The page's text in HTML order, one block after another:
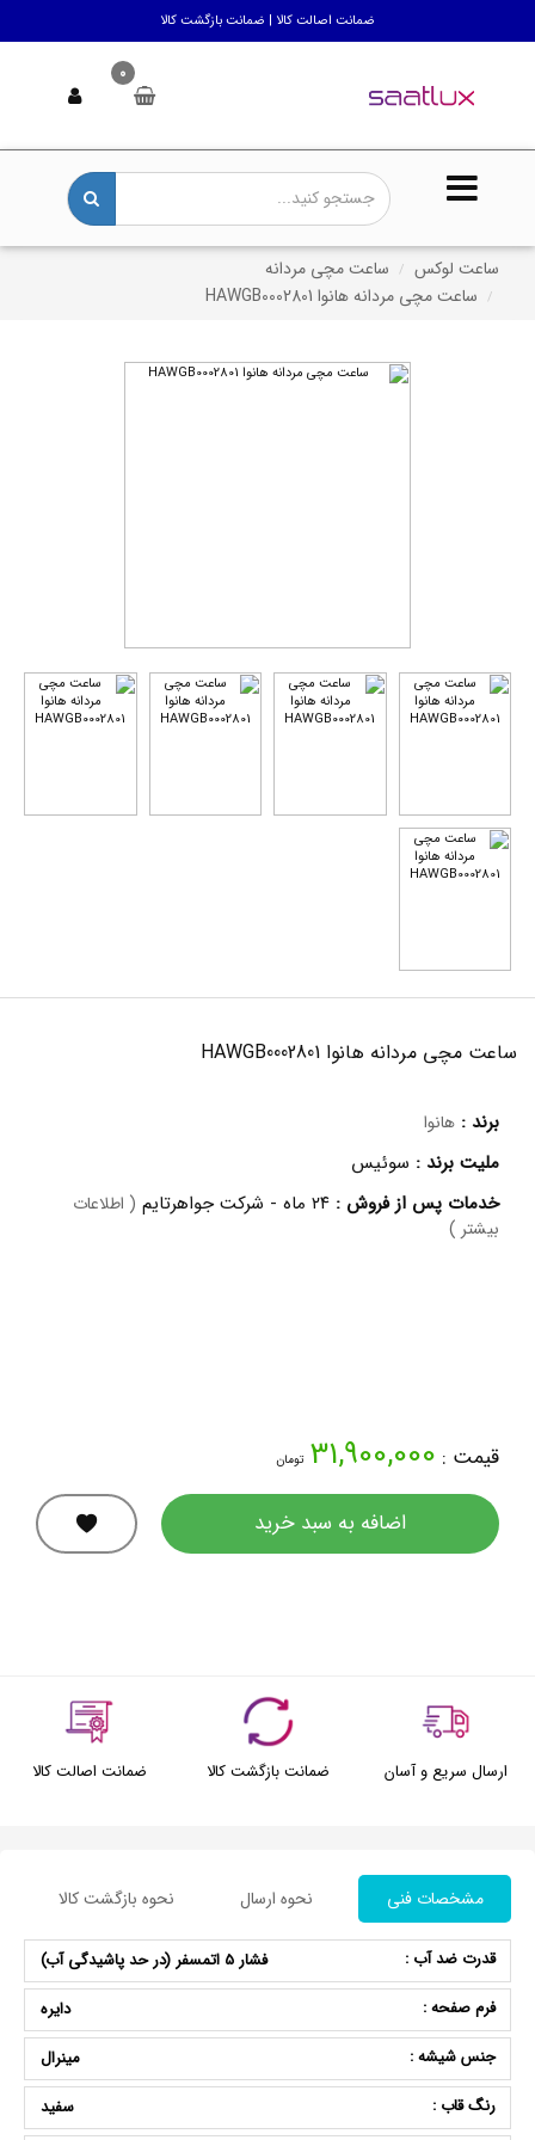
ضمانت اصالت کالا | ضمانت بازگشت کالا
0
ساعت لوکس
ساعت مچی مردانه
ساعت مچی مردانه هانوا HAWGB0002801
ساعت مچی مردانه هانوا HAWGB0002801
برند : هانوا
ملیت برند : سوئیس
خدمات پس از فروش : ۲۴ ماه - شرکت جواهرتایم ( اطلاعات
بیشتر )
قیمت : 31,900,000 تومان
اضافه به سبد خرید
ارسال سریع و آسان ضمانت بازگشت کالا ضمانت اصالت کالا
مشخصات فنی نحوه ارسال نحوه بازگشت کالا
قدرت ضد آب :
فشار 5 اتمسفر (در حد پاشیدگی آب)
فرم صفحه :
دایره
جنس شیشه :
مینرال
رنگ قاب :
سفید